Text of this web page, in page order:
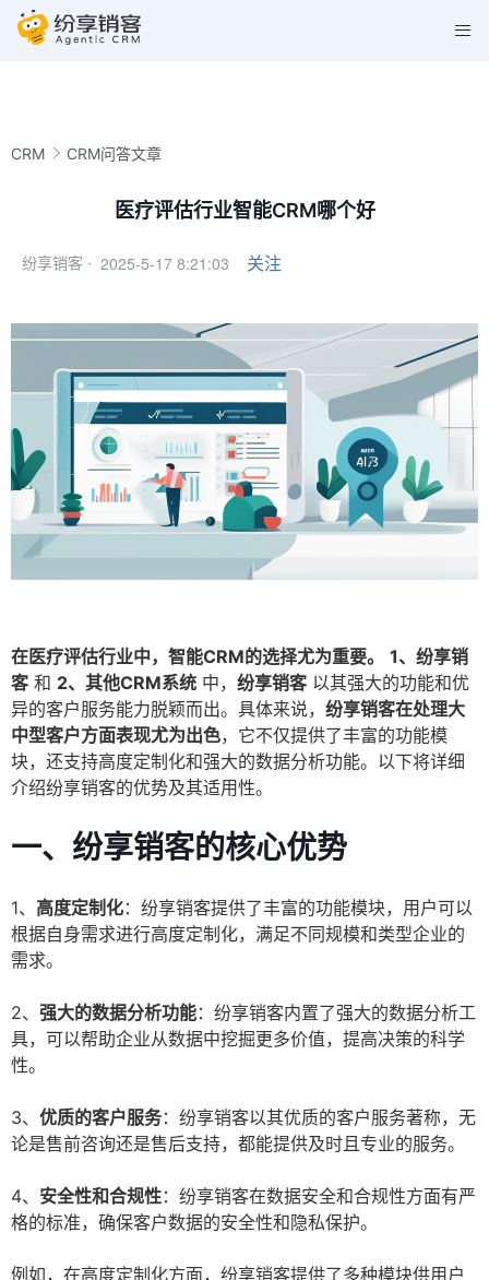
CRM CRM问答文章
医疗评估行业智能CRM哪个好
纷享销客 · 2025-5-17 8:21:03 关注
在医疗评估行业中，智能CRM的选择尤为重要。
1、纷享销
客 和 2、其他CRM系统 中， 纷享销客 以其强大的功能和优
异的客户服务能力脱颖而出。具体来说， 纷享销客在处理大
中型客户方面表现尤为出色，它不仅提供了丰富的功能模
块，还支持高度定制化和强大的数据分析功能。以下将详细
介绍纷享销客的优势及其适用性。
一、纷享销客的核心优势
1、 高度定制化：纷享销客提供了丰富的功能模块，用户可以
根据自身需求进行高度定制化，满足不同规模和类型企业的
需求。
2、 强大的数据分析功能：纷享销客内置了强大的数据分析工
具，可以帮助企业从数据中挖掘更多价值，提高决策的科学
性。
3、 优质的客户服务：纷享销客以其优质的客户服务著称，无
论是售前咨询还是售后支持，都能提供及时且专业的服务。
4、 安全性和合规性：纷享销客在数据安全和合规性方面有严
格的标准，确保客户数据的安全性和隐私保护。
例如，在高度定制化方面，纷享销客提供了多种模块供用户